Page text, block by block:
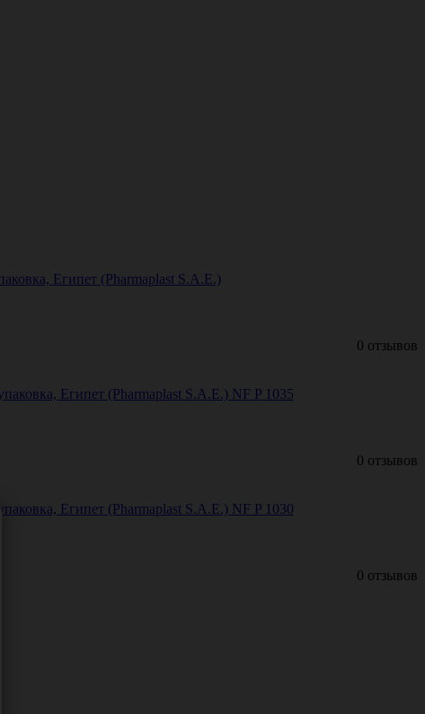
Египет (Pharmaplast S.A.E.)
0 отзывов
Египет (Pharmaplast S.A.E.) NF P 1035
0 отзывов
Египет (Pharmaplast S.A.E.) NF P 1030
0 отзывов